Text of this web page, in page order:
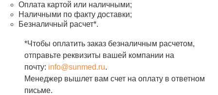
Оплата картой или наличными;
Наличными по факту доставки;
Безналичный расчет*.
*Чтобы оплатить заказ безналичным расчетом,
отправьте реквизиты вашей компании на
почту: info@sunmed.ru.
Менеджер вышлет вам счет на оплату в ответном
письме.